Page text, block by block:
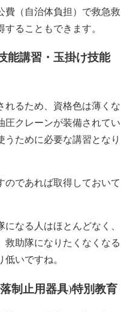
（自治体負担）で救急救
ることもできます。
能講習・玉掛け技能
るため、資格色は薄くな
圧クレーンが装備されてい
ために必要な講習となり
であれば取得しておいて
なる人はほとんどなく、
助隊になりたくなくなる
いですね。
制止用器具)特別教育